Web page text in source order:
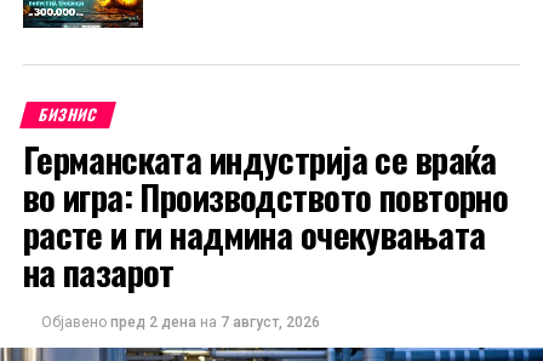
БИЗНИС
Германската индустрија се враќа
во игра: Производството повторно
расте и ги надмина очекувањата
на пазарот
Објавено пред 2 дена на 7 август, 2026